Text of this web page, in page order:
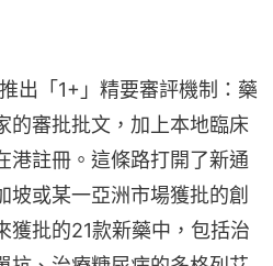
出「1+」精要審評機制：藥
的審批批文，加上本地臨床
港註冊。這條路打開了新通
或某一亞洲市場獲批的創
獲批的21款新藥中，包括治